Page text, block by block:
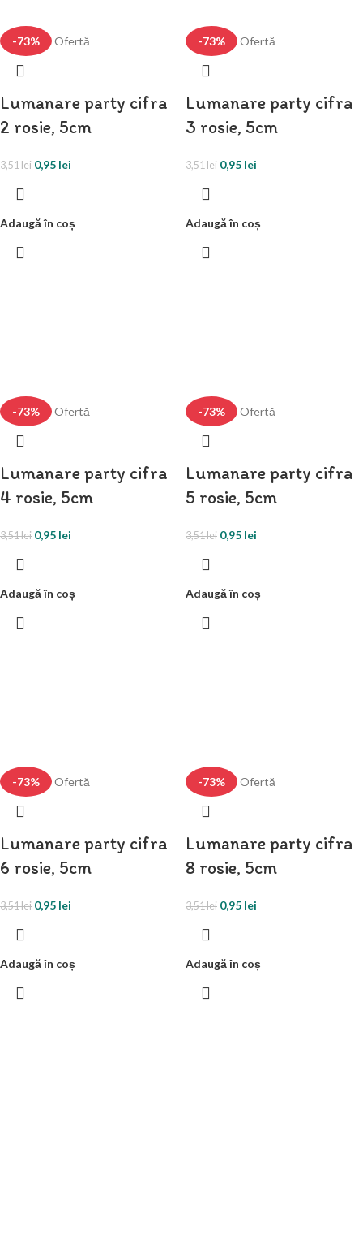
-73% Ofertă
Lumanare party cifra
2 rosie, 5cm
3,51lei 0,95 lei
Adaugă în coș
-73% Ofertă
Lumanare party cifra
3 rosie, 5cm
3,51lei 0,95 lei
Adaugă în coș
-73% Ofertă
Lumanare party cifra
4 rosie, 5cm
3,51lei 0,95 lei
Adaugă în coș
-73% Ofertă
Lumanare party cifra
5 rosie, 5cm
3,51lei 0,95 lei
Adaugă în coș
-73% Ofertă
Lumanare party cifra
6 rosie, 5cm
3,51lei 0,95 lei
Adaugă în coș
-73% Ofertă
Lumanare party cifra
8 rosie, 5cm
3,51lei 0,95 lei
Adaugă în coș